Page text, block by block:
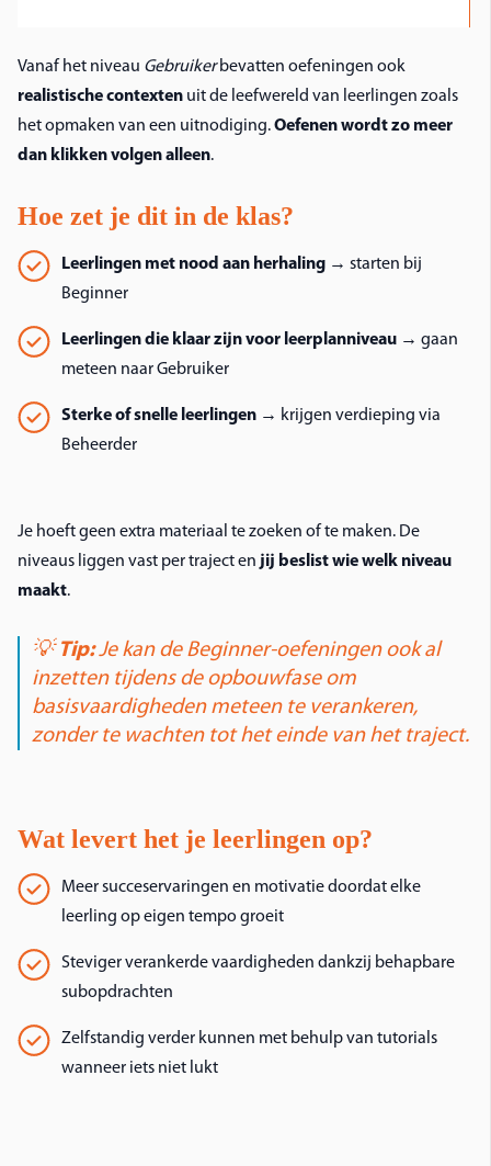
Vanaf het niveau Gebruikerbevatten oefeningen ook
realistische contexten uit de leefwereld van leerlingen zoals
het opmaken van een uitnodiging.Oefenen wordt zo meer
dan klikken volgen alleen.
Hoe zet je dit in de klas?
Leerlingen met nood aan herhaling → starten bij
Beginner
Leerlingen die klaar zijn voor leerplanniveau → gaan
meteen naar Gebruiker
Sterke of snelle leerlingen → krijgen verdieping via
Beheerder
Je hoeft geen extra materiaal te zoeken of te maken. De
niveaus liggen vast per traject en jij beslist wie welk niveau
maakt.
💡 Tip:Je kan de Beginner-oefeningen ook al
inzetten tijdensde opbouwfase om
basisvaardigheden meteen te verankeren,
zonder te wachten tot het einde van het traject.
Wat levert het je leerlingen op?
Meer succeservaringen en motivatie doordat elke
leerling op eigen tempo groeit
Steviger verankerde vaardigheden dankzij behapbare
subopdrachten
Zelfstandig verder kunnen met behulp van tutorials
wanneer iets niet lukt